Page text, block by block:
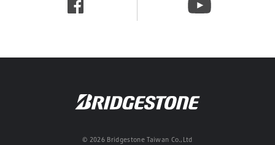
© 2026 Bridgestone Taiwan Co.,Ltd